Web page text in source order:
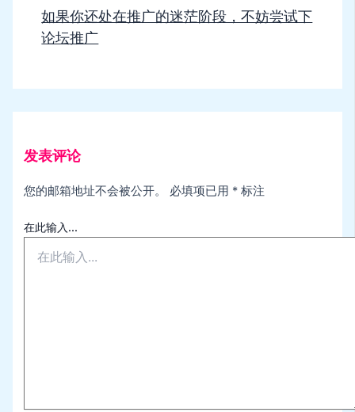
如果你还处在推广的迷茫阶段，不妨尝试下
论坛推广
发表评论
您的邮箱地址不会被公开。 必填项已用 * 标注
在此输入...